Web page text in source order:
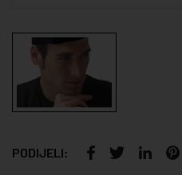
PODIJELI: